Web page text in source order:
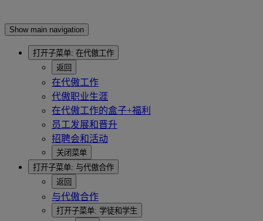
Show main navigation
打开子菜单: 在代傲工作
返回
在代傲工作
代傲职业生涯
在代傲工作的盒子+福利
员工发展和晋升
招聘会和活动
关闭菜单
打开子菜单: 与代傲合作
返回
与代傲合作
打开子菜单: 学徒和学生